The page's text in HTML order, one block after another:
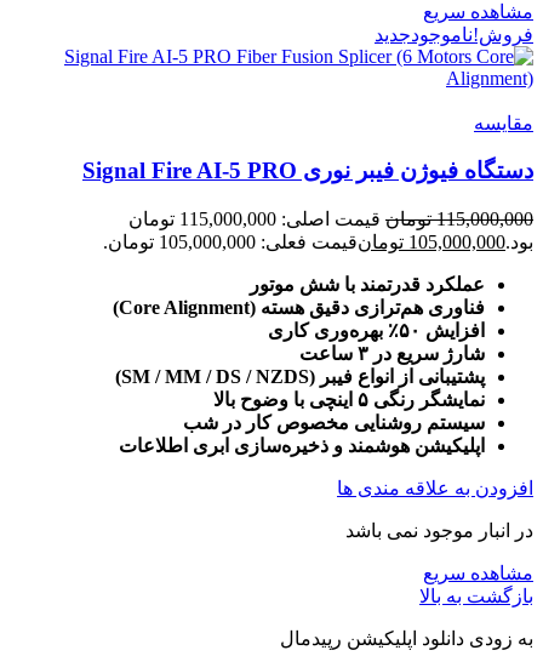
مشاهده سریع
فروش!ناموجودجدید
مقایسه
دستگاه فیوژن فیبر نوری Signal Fire AI-5 PRO
115,000,000 تومان
قیمت اصلی: 115,000,000 تومان
بود.105,000,000 تومانقیمت فعلی: 105,000,000 تومان.
عملکرد قدرتمند با شش موتور
فناوری هم‌ترازی دقیق هسته (Core Alignment)
افزایش ۵۰٪ بهره‌وری کاری
شارژ سریع در ۳ ساعت
پشتیبانی از انواع فیبر (SM / MM / DS / NZDS)
نمایشگر رنگی ۵ اینچی با وضوح بالا
سیستم روشنایی مخصوص کار در شب
اپلیکیشن هوشمند و ذخیره‌سازی ابری اطلاعات
افزودن به علاقه مندی ها
در انبار موجود نمی باشد
مشاهده سریع
بازگشت به بالا
به زودی دانلود اپلیکیشن رپیدمال